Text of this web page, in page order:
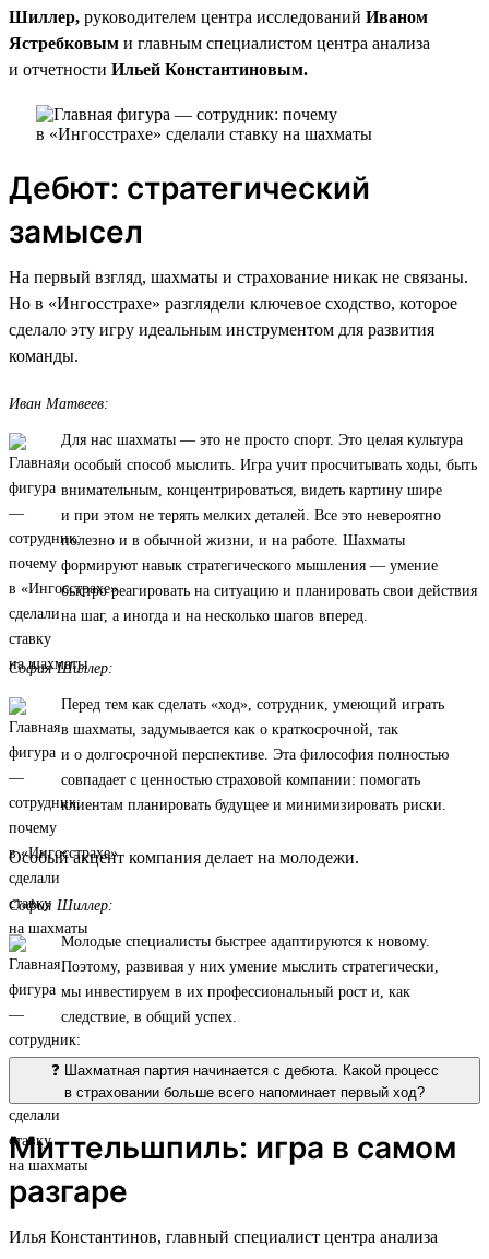
Шиллер, руководителем центра исследований Иваном
Ястребковым и главным специалистом центра анализа
и отчетности Ильей Константиновым.
Дебют: стратегический
замысел
На первый взгляд, шахматы и страхование никак не связаны.
Но в «Ингосстрахе» разглядели ключевое сходство, которое
сделало эту игру идеальным инструментом для развития
команды.
Иван Матвеев:
Для нас шахматы — это не просто спорт. Это целая культура
и особый способ мыслить. Игра учит просчитывать ходы, быть
внимательным, концентрироваться, видеть картину шире
и при этом не терять мелких деталей. Все это невероятно
полезно и в обычной жизни, и на работе. Шахматы
формируют навык стратегического мышления — умение
быстро реагировать на ситуацию и планировать свои действия
на шаг, а иногда и на несколько шагов вперед.
София Шиллер:
Перед тем как сделать «ход», сотрудник, умеющий играть
в шахматы, задумывается как о краткосрочной, так
и о долгосрочной перспективе. Эта философия полностью
совпадает с ценностью страховой компании: помогать
клиентам планировать будущее и минимизировать риски.
Особый акцент компания делает на молодежи.
София Шиллер:
Молодые специалисты быстрее адаптируются к новому.
Поэтому, развивая у них умение мыслить стратегически,
мы инвестируем в их профессиональный рост и, как
следствие, в общий успех.
❓ Шахматная партия начинается с дебюта. Какой процесс
в страховании больше всего напоминает первый ход?
Миттельшпиль: игра в самом
разгаре
Илья Константинов, главный специалист центра анализа